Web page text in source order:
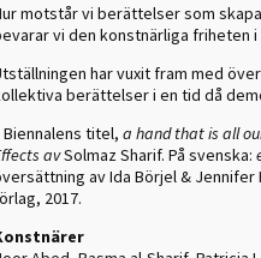
motstår vi berättelser som
vi den konstnärliga friheten
har vuxit fram med
berättelser i en tid då
Biennalens titel, a hand that is all
avSolmaz Sharif. På svenska:
av Ida Börjel & Jennifer
2017.